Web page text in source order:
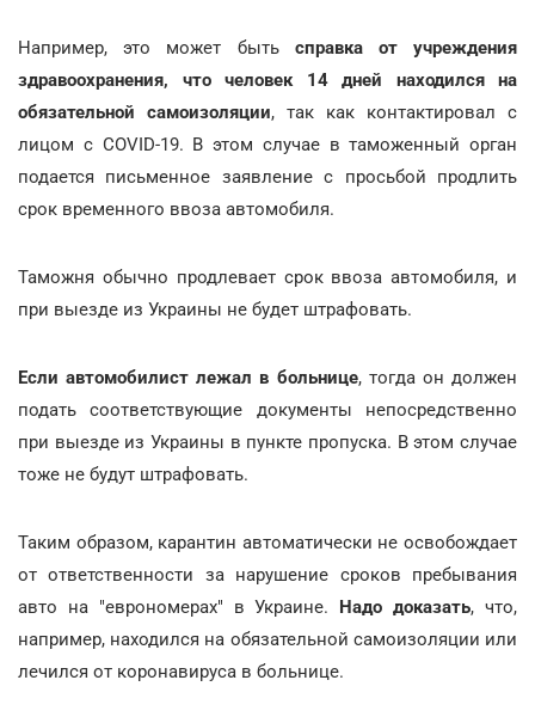
Например, это может быть справка от учреждения
здравоохранения, что человек 14 дней находился на
обязательной самоизоляции, так как контактировал с
лицом с COVID-19. В этом случае в таможенный орган
подается письменное заявление с просьбой продлить
срок временного ввоза автомобиля.
Таможня обычно продлевает срок ввоза автомобиля, и
при выезде из Украины не будет штрафовать.
Если автомобилист лежал в больнице, тогда он должен
подать соответствующие документы непосредственно
при выезде из Украины в пункте пропуска. В этом случае
тоже не будут штрафовать.
Таким образом, карантин автоматически не освобождает
от ответственности за нарушение сроков пребывания
авто на "еврономерах" в Украине. Надо доказать, что,
например, находился на обязательной самоизоляции или
лечился от коронавируса в больнице.